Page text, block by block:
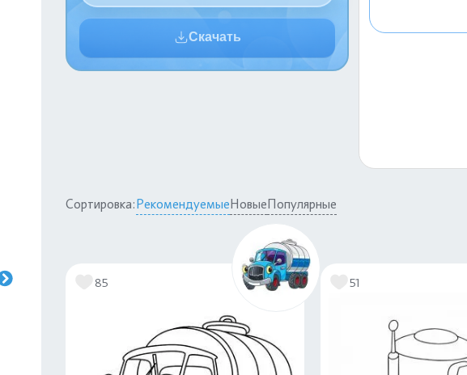
Скачать
Сортировка:РекомендуемыеНовыеПопулярные
85 51